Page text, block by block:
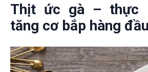
Thịt ức gà – thực
tăng cơ bắp hàng đầu